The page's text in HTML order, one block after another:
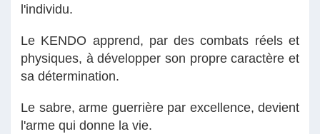
l'individu.
Le KENDO apprend, par des combats réels et
physiques, à développer son propre caractère et
sa détermination.
Le sabre, arme guerrière par excellence, devient
l'arme qui donne la vie.